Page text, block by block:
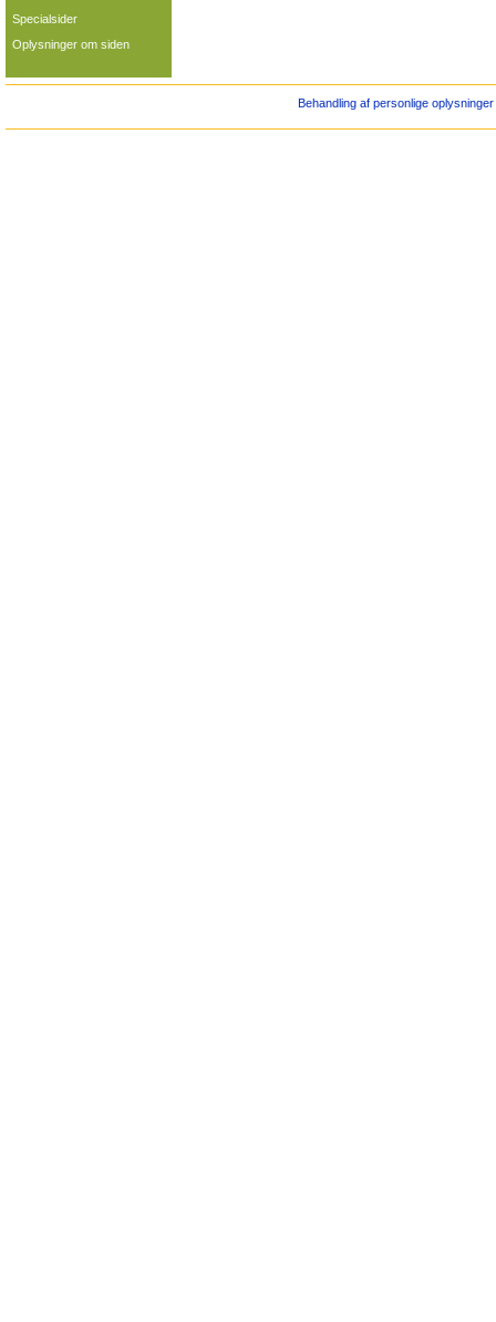
Specialsider
Oplysninger om siden
Behandling af personlige oplysninger